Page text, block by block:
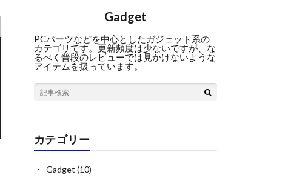
Gadget
PCパーツなどを中心としたガジェット系の
カテゴリです。更新頻度は少ないですが、な
るべく普段のレビューでは見かけないような
アイテムを扱っています。
カテゴリー
Gadget (10)